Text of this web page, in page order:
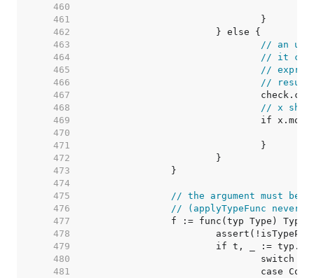
   460
   461
   462
   463
// an
   464
// it
   465
//
   466
// result
   467
   468
// x
   469
   470
   471
   472
   473
   474
   475
// the argument must be
   476
// (applyTypeFunc never
   477
   478
   479
   480
   481